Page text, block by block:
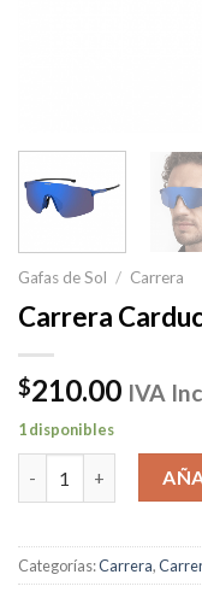
Gafas de Sol / Carrera
Carrera
$210.00 IVA
1 disponibles
Carrera Carduc
Categorías:Carrera,